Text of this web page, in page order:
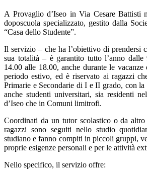
A Provaglio d’Iseo in Via Cesare Battisti
doposcuola specializzato, gestito dalla
“Casa dello Studente”.
Il servizio – che ha l’obiettivo di prendersi
sua totalità – è garantito tutto l’anno
14.00 alle 18.00, anche durante le vacanze
periodo estivo, ed è riservato ai ragazzi
Primarie e Secondarie di I e II grado, con
anche studenti universitari, sia residenti
d’Iseo che in Comuni limitrofi.
Coordinati da un tutor scolastico o da
ragazzi sono seguiti nello studio
studiano e fanno compiti in piccoli gruppi,
proprie esigenze personali e per le attività
Nello specifico, il servizio offre: